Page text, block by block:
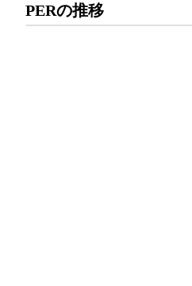
PERの推移